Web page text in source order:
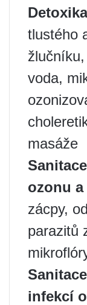
tlustého
voda,
masáže
ozonu
zácpy,
parazitů
infekcí